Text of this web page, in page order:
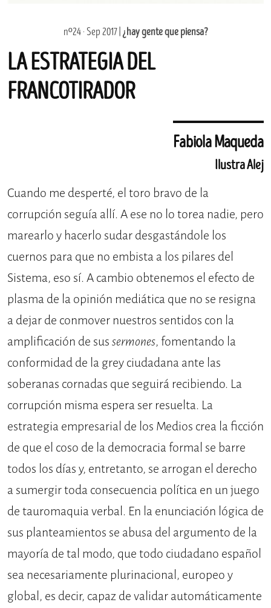
nº24 · Sep 2017 | ¿hay gente que piensa?
LA ESTRATEGIA DEL
FRANCOTIRADOR
Fabiola Maqueda
Ilustra Alej
Cuando me desperté, el toro bravo de la
corrupción seguía allí. A ese no lo torea nadie, pero
marearlo y hacerlo sudar desgastándole los
cuernos para que no embista a los pilares del
Sistema, eso sí. A cambio obtenemos el efecto de
plasma de la opinión mediática que no se resigna
a dejar de conmover nuestros sentidos con la
amplificación de sussermones, fomentando la
conformidad de la grey ciudadana ante las
soberanas cornadas que seguirá recibiendo. La
corrupción misma espera ser resuelta. La
estrategia empresarial de los Medios crea la ficción
de que el coso de la democracia formal se barre
todos los días y, entretanto, se arrogan el derecho
a sumergir toda consecuencia política en un juego
de tauromaquia verbal. En la enunciación lógica de
sus planteamientos se abusa del argumento de la
mayoría de tal modo, que todo ciudadano español
sea necesariamente plurinacional, europeo y
global, es decir, capaz de validar automáticamente